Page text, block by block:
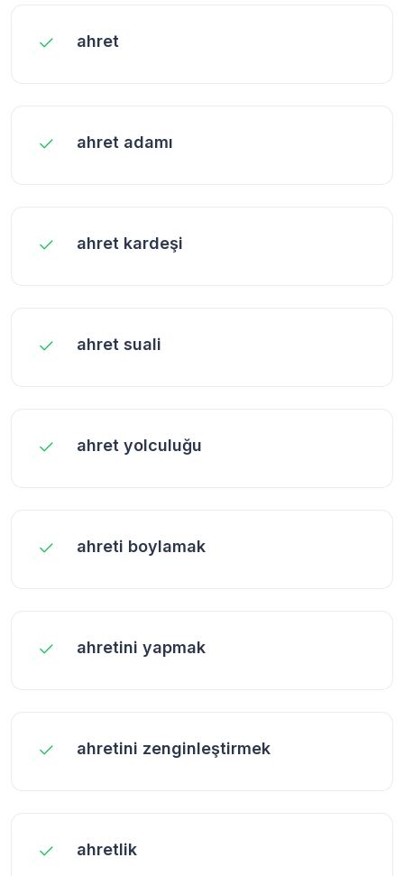
ahret
ahret adamı
ahret kardeşi
ahret suali
ahret yolculuğu
ahreti boylamak
ahretini yapmak
ahretini zenginleştirmek
ahretlik